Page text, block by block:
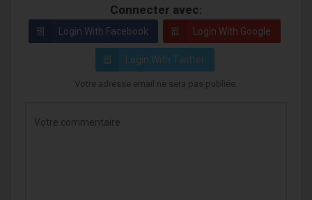
Connecter avec:
Login With Facebook Login With Google
Login With Twitter
Votre adresse email ne sera pas publiée.